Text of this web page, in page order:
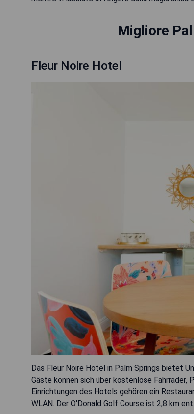
Migliore
Fleur Noire Hotel
Das Fleur Noire Hotel in Palm Springs bietet
Gäste können sich über kostenlose Fahrräder,
Einrichtungen des Hotels gehören ein
WLAN. Der O'Donald Golf Course ist 2,8 km